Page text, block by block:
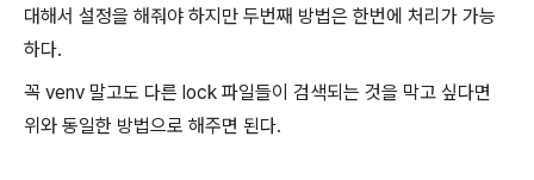
대해서 설정을 해줘야 하지만 두번째 방법은 한번에 처리가 가능
하다.
꼭 venv 말고도 다른 lock 파일들이 검색되는 것을 막고 싶다면
위와 동일한 방법으로 해주면 된다.